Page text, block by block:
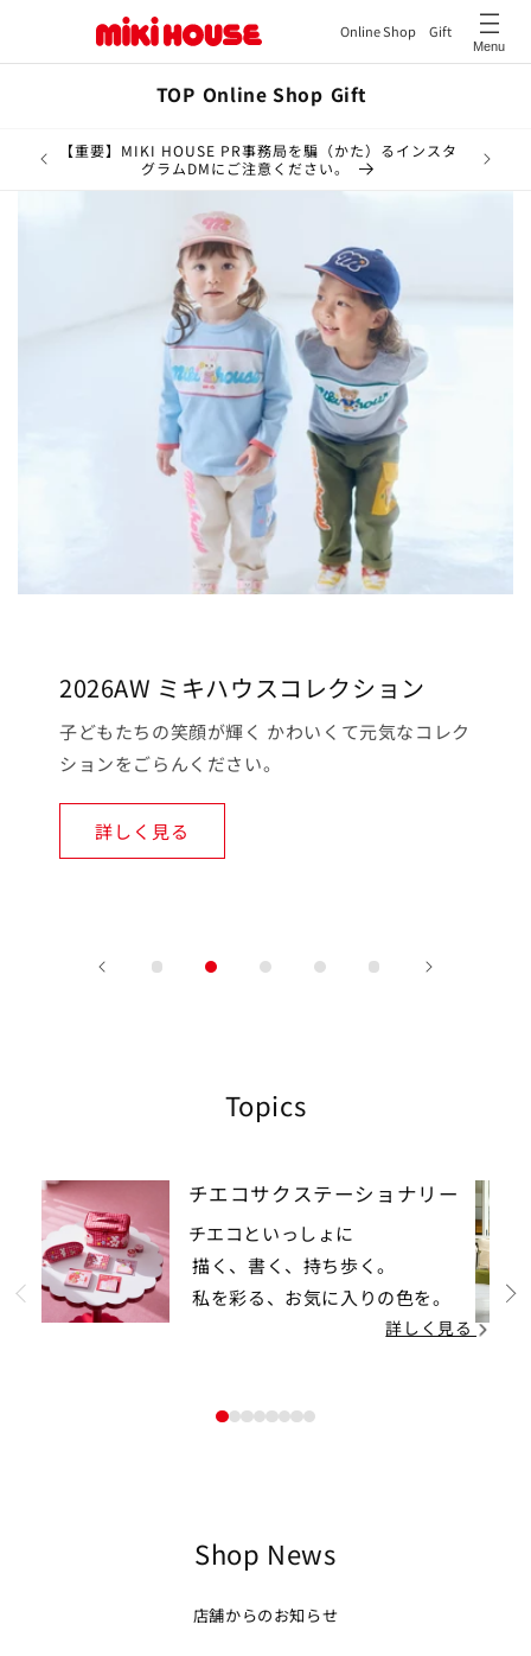
コンテ
Online Shop Gift
Menu
TOP Online Shop Gift
令和8年熊本地震により被害を受けられたみなさまに心よ
りお見舞い申しあげます
【重要
ョン
「かっこいい服しか着たくない。」 今シーズンも
こだわりがいっぱいのコレクションをごらんくだ
詳しく見る
Topics
チエコサクステーショナリー
チエコといっしょに
描く、書く、持ち歩く。
私を彩る、お気に入りの色を。
詳しく見る
prev
1234567
Shop News
店舗からのお知らせ